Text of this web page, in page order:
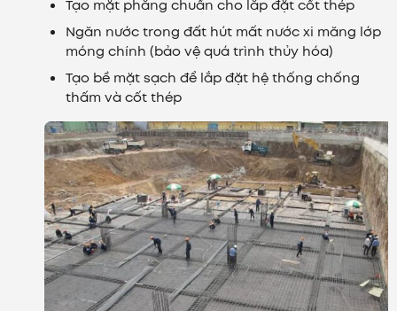
Tạo mặt phẳng chuẩn cho lắp đặt cốt thép
Ngăn nước trong đất hút mất nước xi măng lớp
móng chính (bảo vệ quá trình thủy hóa)
Tạo bề mặt sạch để lắp đặt hệ thống chống
thấm và cốt thép